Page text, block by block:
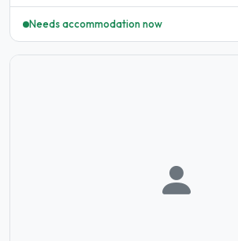
Needs accommodation now